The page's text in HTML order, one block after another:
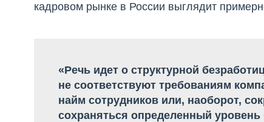
кадровом рынке в России выглядит
«Речь идет о структурной
не соответствуют требованиям
найм сотрудников или, наоборот,
сохраняться определенный